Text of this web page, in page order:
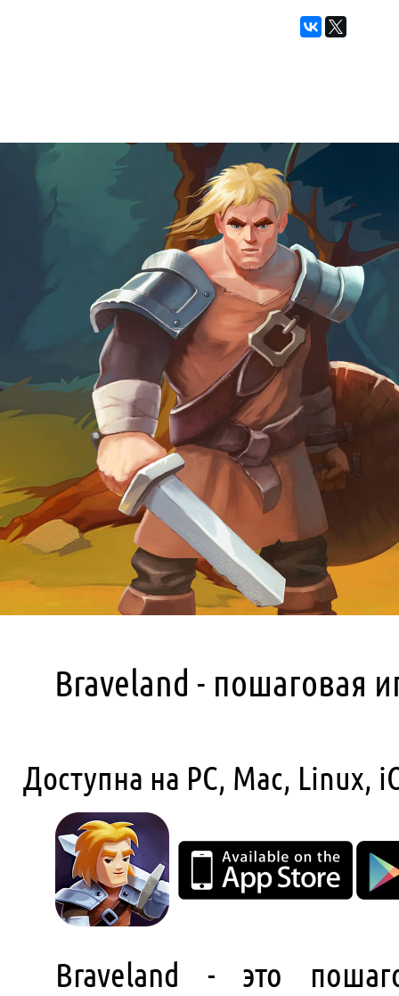
Braveland - пошаговая
Доступна на PC, Mac, Linux,
Braveland - это